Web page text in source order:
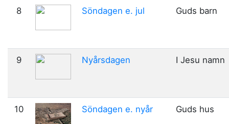
8 Söndagen e. jul Guds barn
9 Nyårsdagen I Jesu namn
10 Söndagen e. nyår Guds hus